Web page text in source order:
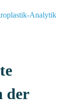
der